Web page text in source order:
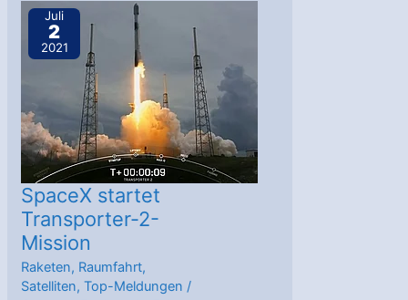
DLR
vergibt
Auftrag
Exolaunch
Juli
2
2021
SpaceX startet
Transporter-2-
Mission
Raketen, Raumfahrt,
Satelliten,Top-Meldungen /